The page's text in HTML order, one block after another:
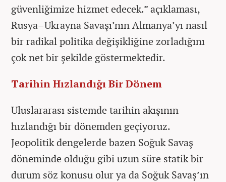
güvenliğimize hizmet edecek.” açıklaması,
Rusya–Ukrayna Savaşı’nın Almanya’yı nasıl
bir radikal politika değişikliğine zorladığını
çok net bir şekilde göstermektedir.
Tarihin Hızlandığı Bir Dönem
Uluslararası sistemde tarihin akışının
hızlandığı bir dönemden geçiyoruz.
Jeopolitik dengelerde bazen Soğuk Savaş
döneminde olduğu gibi uzun süre statik bir
durum söz konusu olur ya da Soğuk Savaş’ın